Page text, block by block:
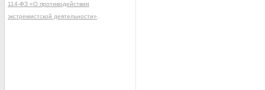
114-ФЗ «О противодействии
экстремистской деятельности»